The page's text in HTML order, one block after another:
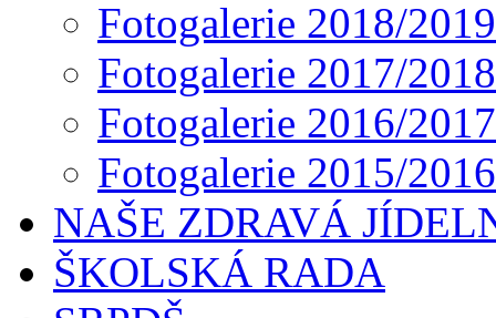
Fotogalerie 2018/2019
Fotogalerie 2017/2018
Fotogalerie 2016/2017
Fotogalerie 2015/2016
NAŠE ZDRAVÁ
ŠKOLSKÁ RADA